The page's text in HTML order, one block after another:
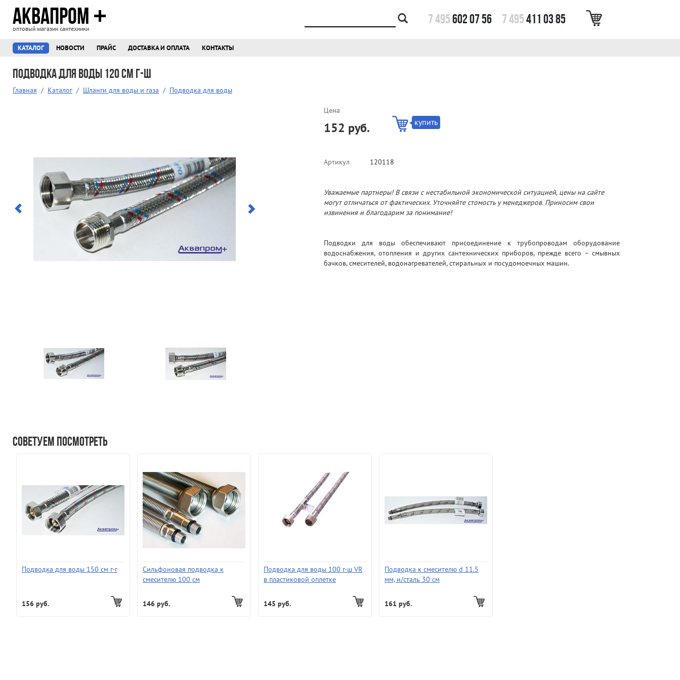
7 495602 07 56 7 495411 03 85
АКВАПРОМ
оптовый магазин сантехники
КАТАЛОГ НОВОСТИ ПРАЙС ДОСТАВКА И ОПЛАТА КОНТАКТЫ
Подводка для воды 120 см г-ш
Главная / Каталог / Шланги для воды и газа / Подводка для воды
Цена
152 руб. купить
Артикул 120118
Уважаемые партнеры! В связи с нестабильной экономической ситуацией, цены на сайте
могут отличаться от фактических. Уточняйте стомость у менеджеров. Приносим свои
извинения и благодарим за понимание!
Подводки для воды обеспечивают присоединение к трубопроводам оборудование
водоснабжения, отопления и других сантехнических приборов, прежде всего – смывных
бачков, смесителей, водонагревателей, стиральных и посудомоечных машин.
Советуем посмотреть
Подводка для воды 150 см г-г
156 руб.
Сильфоновая подводка к
смесителю 100 см
146 руб.
Подводка для воды 100 г-ш VR
в пластиковой оплетке
145 руб.
Подводка к смесителю d 11.5
мм, н/сталь 30 см
161 руб.